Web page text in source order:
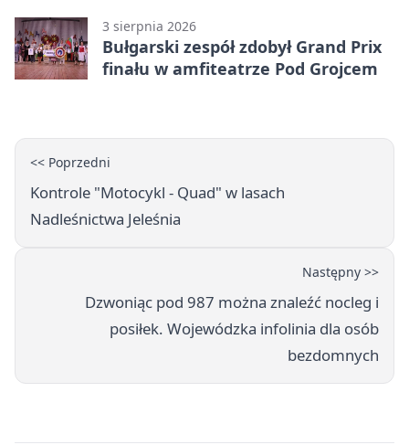
3 sierpnia 2026
Bułgarski zespół zdobył Grand Prix
finału w amfiteatrze Pod Grojcem
<< Poprzedni
Kontrole "Motocykl - Quad" w lasach
Nadleśnictwa Jeleśnia
Następny >>
Dzwoniąc pod 987 można znaleźć nocleg i
posiłek. Wojewódzka infolinia dla osób
bezdomnych